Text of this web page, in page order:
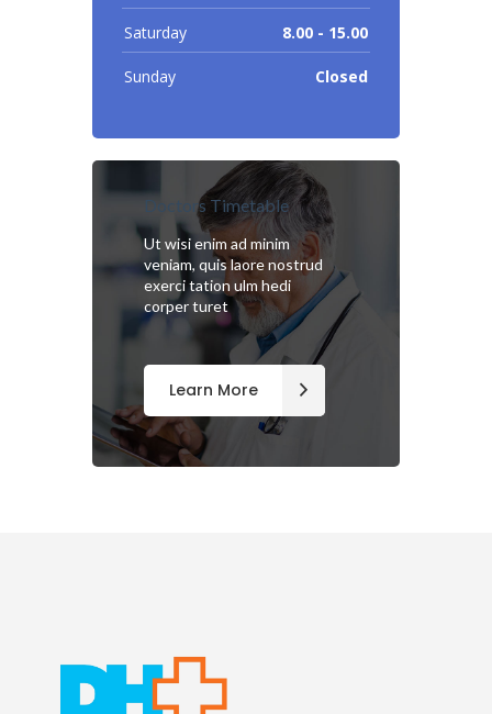
Saturday 8.00 - 15.00
Sunday Closed
Doctors Timetable
Ut wisi enim ad minim
veniam, quis laore nostrud
exerci tation ulm hedi
corper turet
Learn More